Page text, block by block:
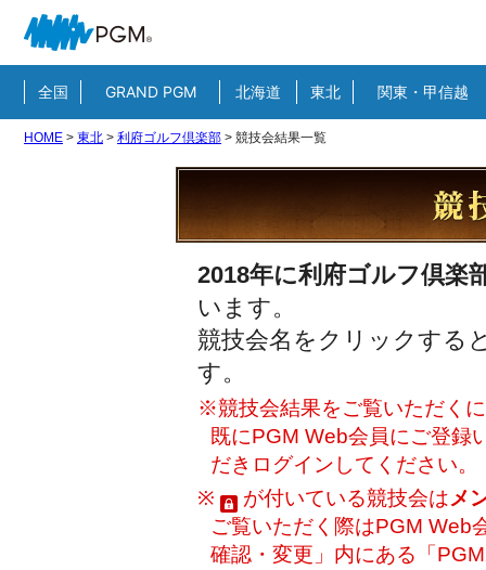
全国 GRAND PGM 北海道 東北 関東・甲信越
HOME > 東北 > 利府ゴルフ倶楽部 > 競技会結果一覧
2018年に利府ゴルフ倶楽
います。
競技会名をクリックする
す。
※競技会結果をご覧いただく
既にPGM Web会員にご登録
だきログインしてください。
※
が付いている競技会はメ
ご覧いただく際はPGM Web
確認・変更」内にある「